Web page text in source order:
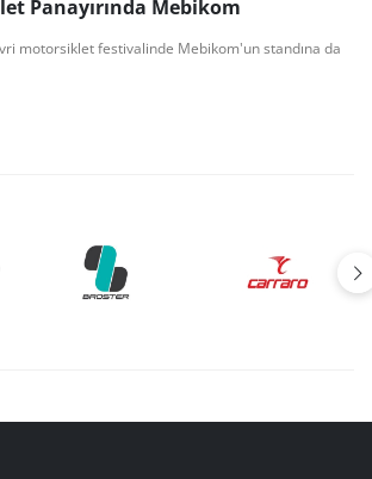
Panayırında Mebikom
motorsiklet festivalinde Mebikom'un standına da